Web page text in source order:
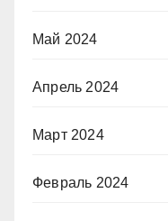
Май 2024
Апрель 2024
Март 2024
Февраль 2024